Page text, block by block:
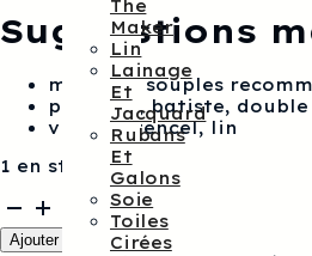
The
Maker
Lin
Lainage
Et
Jacquard
Rubans
Et
Galons
Soie
Toiles
Cirées
Suggestions
matières souples
popeline, batiste,
viscose, tencel, lin
1 en stock
quantité
de
Pochette
Ajouter au panier